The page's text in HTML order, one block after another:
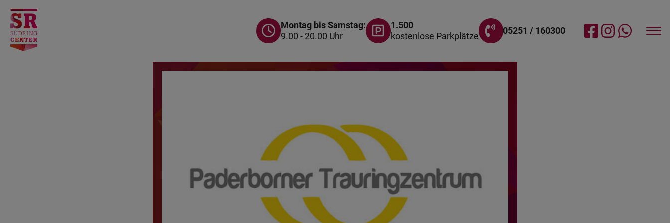
Montag bis Samstag:
9.00 - 20.00 Uhr
1.500
kostenlose Parkplätze
05251 / 160300